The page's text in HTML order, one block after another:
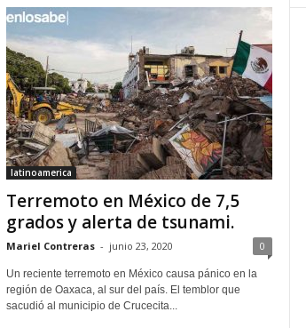
latinoamerica
Terremoto en México de 7,5
grados y alerta de tsunami.
Mariel Contreras - junio 23, 2020 0
Un reciente terremoto en México causa pánico en la
región de Oaxaca, al sur del país. El temblor que
sacudió al municipio de Crucecita...